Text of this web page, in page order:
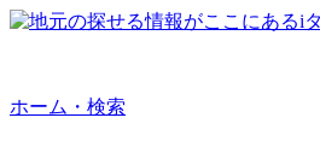
ホーム・検索